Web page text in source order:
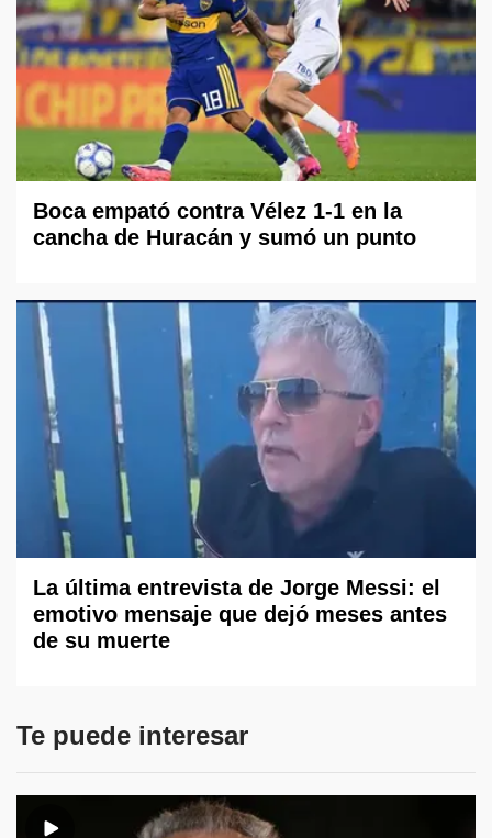
Boca empató contra Vélez 1-1 en la
cancha de Huracán y sumó un punto
La última entrevista de Jorge Messi: el
emotivo mensaje que dejó meses antes
de su muerte
Te puede interesar